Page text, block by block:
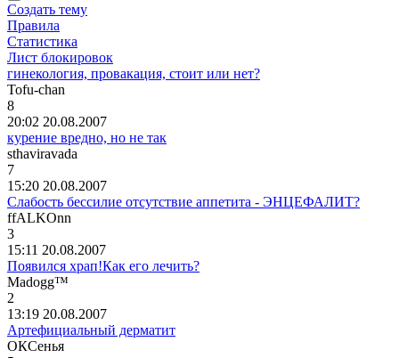
Создать тему
Правила
Статистика
Лист блокировок
гинекология, провакация, стоит или нет?
Tofu-chan
8
20:02 20.08.2007
курение вредно, но не так
sthaviravada
7
15:20 20.08.2007
Слабость бессилие отсутствие аппетита - ЭНЦЕФАЛИТ?
ffALKOnn
3
15:11 20.08.2007
Появился храп!Как его лечить?
Madogg™
2
13:19 20.08.2007
Артефициальный дерматит
ОКСенья